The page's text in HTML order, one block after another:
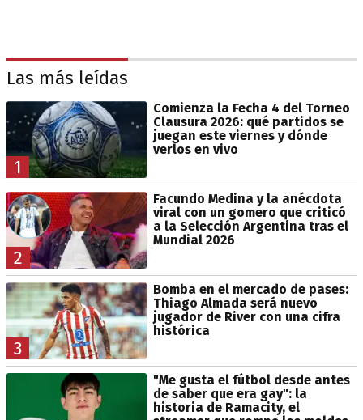
Las más leídas
1
Comienza la Fecha 4 del Torneo
Clausura 2026: qué partidos se
juegan este viernes y dónde
verlos en vivo
2
Facundo Medina y la anécdota
viral con un gomero que criticó
a la Selección Argentina tras el
Mundial 2026
3
Bomba en el mercado de pases:
Thiago Almada será nuevo
jugador de River con una cifra
histórica
"Me gusta el fútbol desde antes
de saber que era gay": la
historia de Ramacity, el